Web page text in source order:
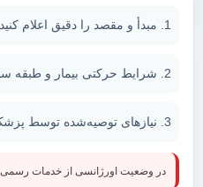
مبدأ و مقصد را دقیق اعلام کنید.
شرایط حرکتی بیمار و طبقه
نیازهای توصیه‌شده توسط
در وضعیت اورژانسی از خدمات